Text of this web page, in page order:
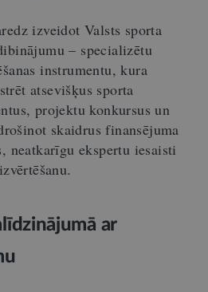
izveidot Valsts sporta
– specializētu
instrumentu, kura
atsevišķus sporta
projektu konkursus un
skaidrus finansējuma
neatkarīgu ekspertu iesaisti
ar